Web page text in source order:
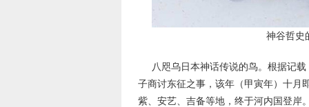
神谷哲史
八咫乌日本神话传说的鸟。根据记
子商讨东征之事，该年（甲寅年）十月
紫、安艺、吉备等地，终于河内国登岸